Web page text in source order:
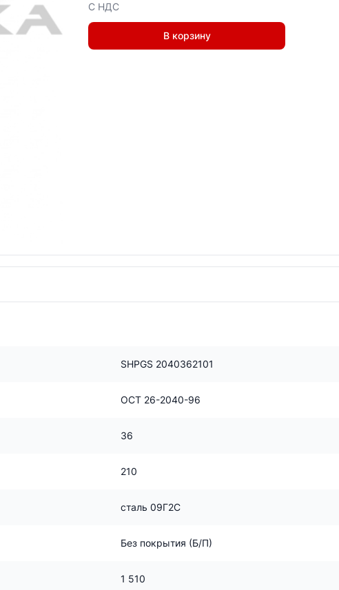
С НДС
В корзину
SHPGS 2040362101
ОСТ 26-2040-96
36
210
сталь 09Г2С
Без покрытия (Б/П)
1 510